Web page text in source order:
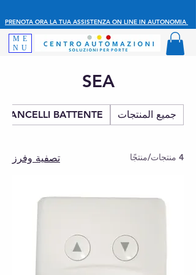
PRENOTA ORA LA TUA ASSISTENZA ON LINE IN AUTONOMIA
ME
NU
SEA
جميع المنتجات CANCELLI BATTENTE
4 منتجات/منتجًا تصفية وفرز